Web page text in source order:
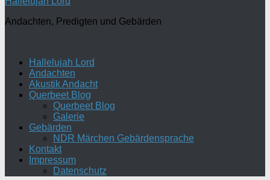
Andachten, Predigten und Gebärden
Hallelujah Lord
Andachten
Akustik Andacht
Querbeet Blog
Querbeet Blog
Galerie
Gebärden
NDR Märchen Gebärdensprache
Kontakt
Impressum
Datenschutz